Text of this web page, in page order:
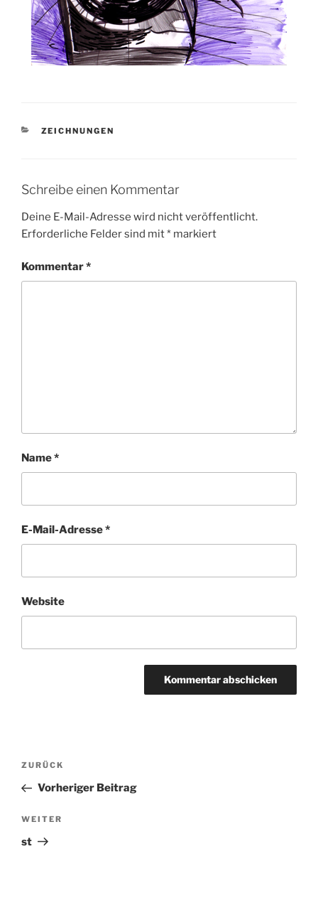
KATEGORIEN
ZEICHNUNGEN
Schreibe einen Kommentar
Deine E-Mail-Adresse wird nicht veröffentlicht.
Erforderliche Felder sind mit* markiert
Kommentar*
Name*
E-Mail-Adresse*
Website
Beitragsnavigation
Vorheriger
Beitrag
ZURÜCK
Vorheriger Beitrag
Nächster
Beitrag
WEITER
st